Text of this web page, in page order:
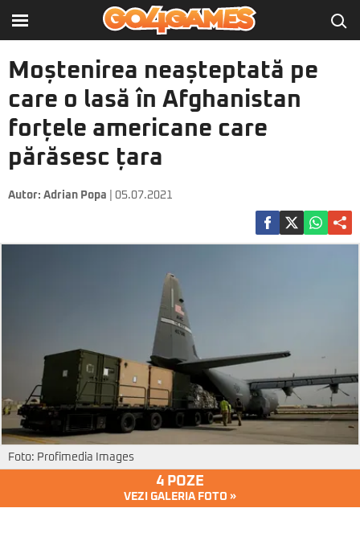
Moștenirea neașteptată pe
care o lasă în Afghanistan
forțele americane care
părăsesc țara
Autor: Adrian Popa | 05.07.2021
Foto: Profimedia Images
4 POZE
VEZI GALERIA FOTO »